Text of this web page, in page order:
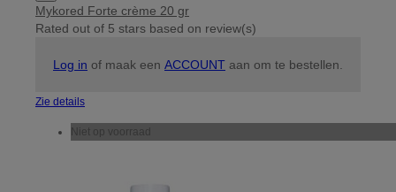
Mykored Forte crème 20 gr
Rated out of 5 stars based on review(s)
Log in of maak een ACCOUNT aan om te bestellen.
Zie details
Niet op voorraad